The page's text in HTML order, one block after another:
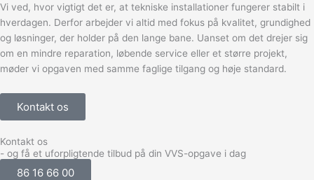
Vi ved, hvor vigtigt det er, at tekniske installationer fungerer stabilt i
hverdagen. Derfor arbejder vi altid med fokus på kvalitet, grundighed
og løsninger, der holder på den lange bane. Uanset om det drejer sig
om en mindre reparation, løbende service eller et større projekt,
møder vi opgaven med samme faglige tilgang og høje standard.
Kontakt os
Kontakt os
- og få et uforpligtende tilbud på din VVS-opgave i dag
86 16 66 00